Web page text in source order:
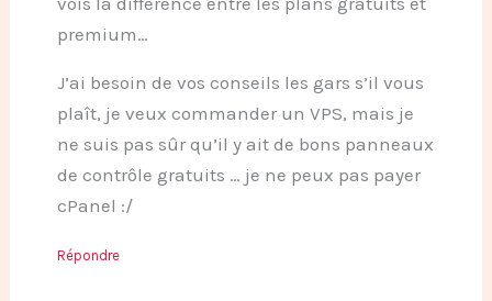
premium…
J’ai besoin de vos conseils les gars s’il vous
plaît, je veux commander un VPS, mais je
ne suis pas sûr qu’il y ait de bons panneaux
de contrôle gratuits … je ne peux pas payer
cPanel :/
Répondre